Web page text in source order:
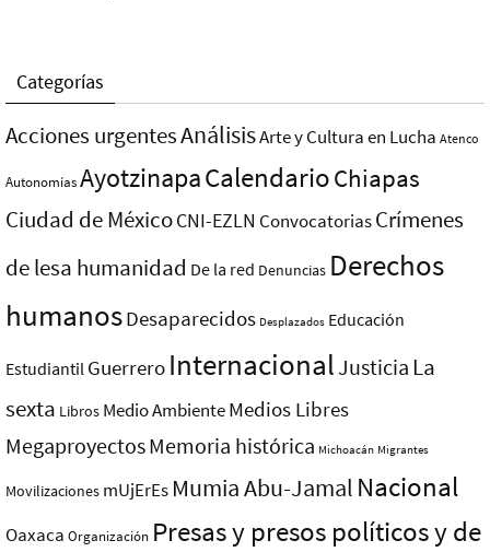
Categorías
Acciones urgentesAnálisisArte y Cultura en Lucha Atenco
AutonomíasAyotzinapaCalendarioChiapas
Ciudad de MéxicoCNI-EZLN ConvocatoriasCrímenes
de lesa humanidad De la red Denuncias Derechos
humanosDesaparecidos Desplazados Educación
Estudiantil Guerrero InternacionalJusticia La
sexta Libros Medio AmbienteMedios Libres
MegaproyectosMemoria histórica Michoacán Migrantes
Movilizaciones mUjErEs Mumia Abu-Jamal Nacional
Oaxaca Organización Presas y presos polí­ticos y de